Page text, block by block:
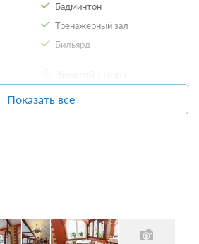
кровать
Бадминтон
Тренажерный зал
Бильярд
Лыжи
Бассейн
Показать все